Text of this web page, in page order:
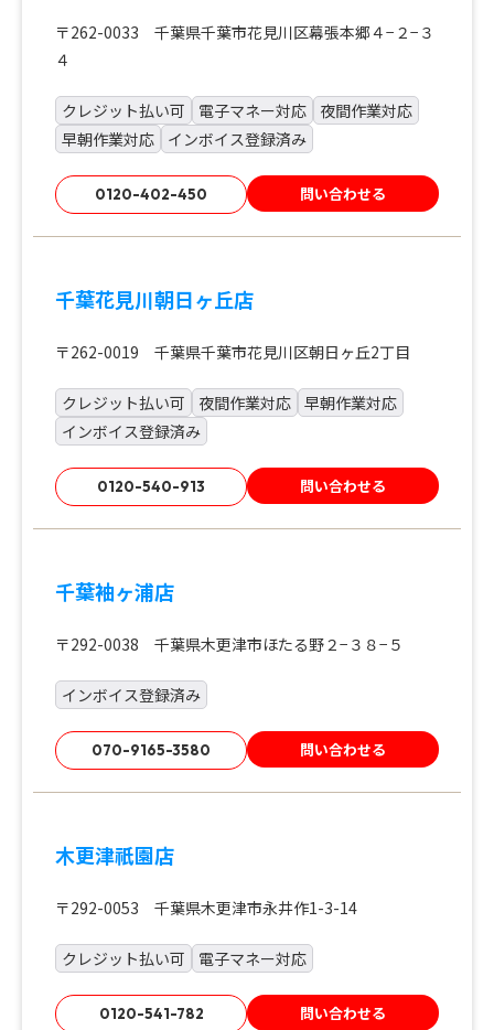
〒262-0033 千葉県千葉市花見川区幕張本郷４−２−３
４
クレジット払い可 電子マネー対応
夜間作業対応
早朝作業対応
インボイス登録済み
0120-402-450 問い合わせる
千葉花見川朝日ヶ丘店
〒262-0019 千葉県千葉市花見川区朝日ヶ丘2丁目
クレジット払い可 夜間作業対応 早朝作業対応
インボイス登録済み
0120-540-913 問い合わせる
千葉袖ヶ浦店
〒292-0038 千葉県木更津市ほたる野２−３８−５
インボイス登録済み
070-9165-3580 問い合わせる
木更津祇園店
〒292-0053 千葉県木更津市永井作1-3-14
クレジット払い可 電子マネー対応
0120-541-782 問い合わせる